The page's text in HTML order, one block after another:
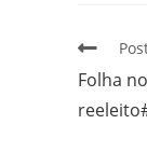
Folha